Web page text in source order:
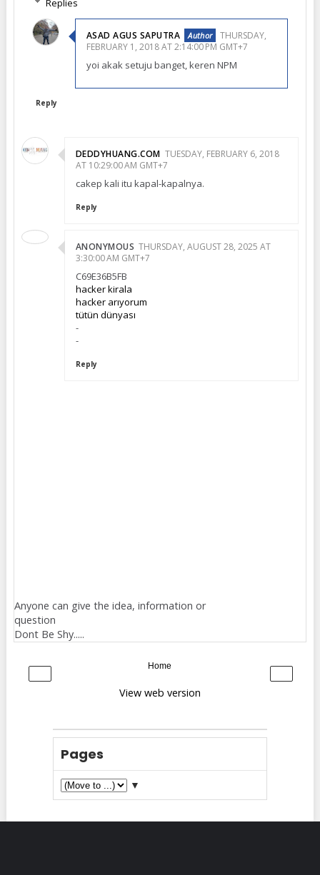
Replies
ASAD AGUS SAPUTRA
THURSDAY,
FEBRUARY 1, 2018 AT 2:14:00 PM GMT+7
yoi akak setuju banget, keren NPM
Reply
DEDDYHUANG.COM TUESDAY, FEBRUARY 6, 2018
AT 10:29:00 AM GMT+7
cakep kali itu kapal-kapalnya.
Reply
ANONYMOUS THURSDAY, AUGUST 28, 2025 AT
3:30:00 AM GMT+7
C69E36B5FB
hacker kirala
hacker arıyorum
tütün dünyası
-
-
Reply
Anyone can give the idea, information or
question
Dont Be Shy.....
‹ ›
Home
View web version
Pages
▼